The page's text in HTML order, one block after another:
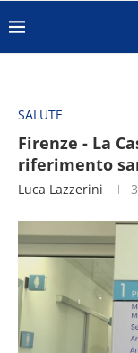
SALUTE
Firenze - La
riferimento
Luca Lazzerini
Player